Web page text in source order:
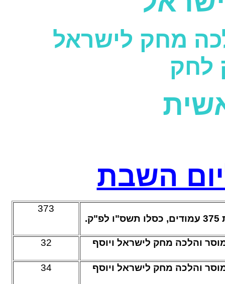
מחק לישראל
לחק
השבת
373
32 מוסר והלכה מחק לישראל ויוסף
34 מוסר והלכה מחק לישראל ויוסף